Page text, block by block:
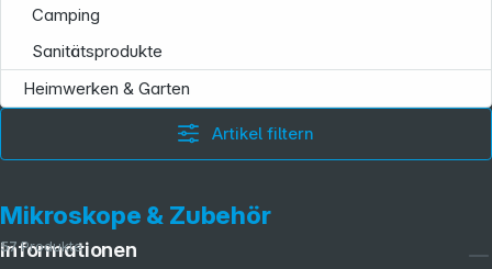
Camping
Sanitätsprodukte
Heimwerken & Garten
Artikel filtern
Mikroskope & Zubehör
57Produkte
Informationen